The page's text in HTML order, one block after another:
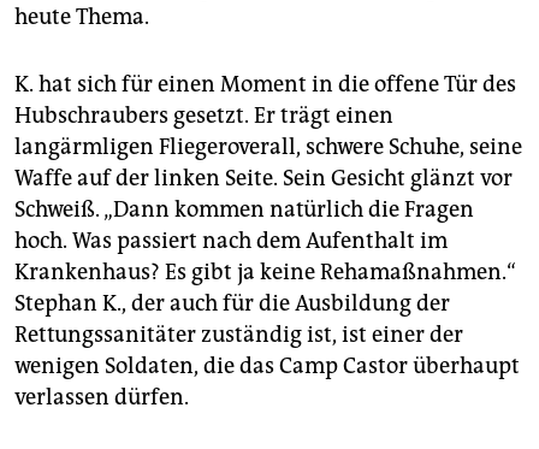
heute Thema.
K. hat sich für einen Moment in die offene Tür des
Hubschraubers gesetzt. Er trägt einen
langärmligen Fliegeroverall, schwere Schuhe, seine
Waffe auf der linken Seite. Sein Gesicht glänzt vor
Schweiß. „Dann kommen natürlich die Fragen
hoch. Was passiert nach dem Aufenthalt im
Krankenhaus? Es gibt ja keine Rehamaßnahmen.“
Stephan K., der auch für die Ausbildung der
Rettungssanitäter zuständig ist, ist einer der
wenigen Soldaten, die das Camp Castor überhaupt
verlassen dürfen.